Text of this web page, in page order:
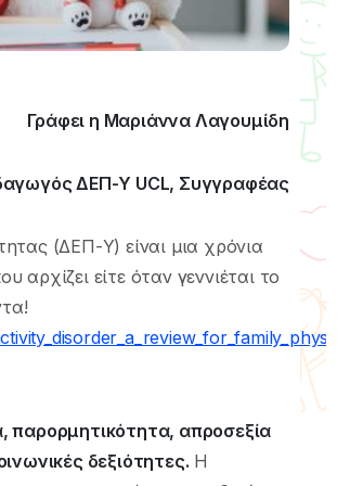
Γράφει η Μαριάννα Λαγουμίδη
ΔΕΠ-Υ UCL, Συγγραφέας
(ΔΕΠ-Υ) είναι μια χρόνια
είτε όταν γεννιέται το
παρορμητικότητα, απροσεξία
δεξιότητες. Η